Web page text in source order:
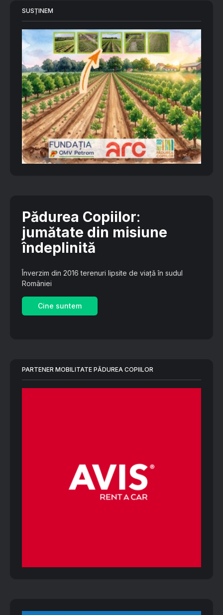
SUSȚINEM
Pădurea Copiilor:
jumătate din misiune
îndeplinită
Înverzim din 2016 terenuri lipsite de viață în sudul
României
Cine suntem
PARTENER MOBILITATE PĂDUREA COPIILOR